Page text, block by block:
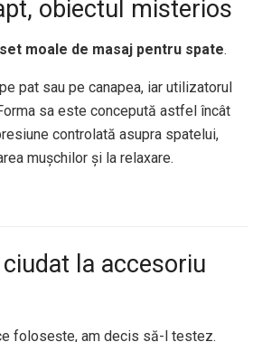
obiectul misterios
moale de masaj pentru spate.
pat sau pe canapea, iar utilizatorul
sa este concepută astfel încât
controlată asupra spatelui,
mușchilor și la relaxare.
la accesoriu
folosește, am decis să-l testez.